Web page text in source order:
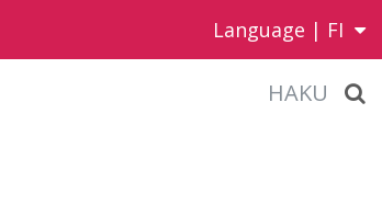
Language | FI
HAKU